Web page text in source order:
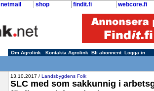
netmail shop findit.fi webcore.fi
Om Agrolink Kontakta Agrolink Bli abonnent Logga in
13.10.2017 / Landsbygdens Folk
SLC med som sakkunnig i